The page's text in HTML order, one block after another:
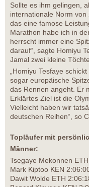
Sollte es ihm gelingen,
internationale Norm
das eine famose
Marathon habe ich in
herrscht immer eine
darauf“, sagte Homiyu
Jamal zwei kleine
„Homiyu Tesfaye
sogar europäische
das Rennen angeht. Er
Erklärtes Ziel ist die
Vielleicht haben wir
deutschen Reihen“, so
Topläufer mit
Männer:
Tsegaye Mekonnen
Mark Kiptoo KEN
Dawit Wolde ETH